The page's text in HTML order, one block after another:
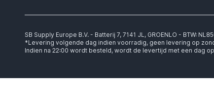
SB Supply Europe B.V. - Batterij 7, 7141 JL, GROENLO - BTW:
*Levering volgende dag indien voorradig, geen levering op
Indien na 22:00 wordt besteld, wordt de levertijd met een dag